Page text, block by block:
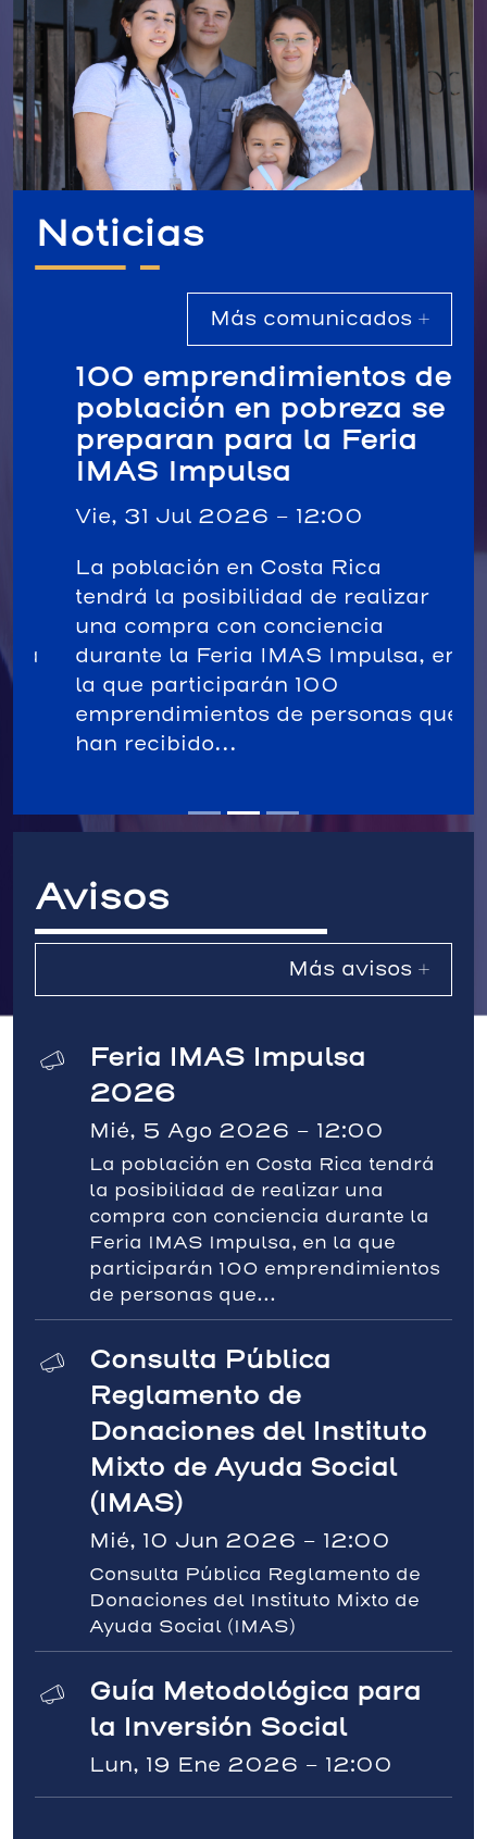
Noticias
Más comunicados +
100 emprendimientos de
población en pobreza se
preparan para la Feria
IMAS Impulsa
tendrá la posibilidad de realizar
una compra con conciencia
durante la Feria IMAS Impulsa, en
la que participarán 100
emprendimientos de personas que
han recibido...
Avisos
Más avisos +
2026
La población en Costa Rica tendrá
la posibilidad de realizar una
compra con conciencia durante la
Feria IMAS Impulsa, en la que
participarán 100 emprendimientos
de personas que...
Consulta Pública
Reglamento de
Donaciones del Instituto
Mixto de Ayuda Social
(IMAS)
Mié, 10 Jun 2026 - 12:00
Consulta Pública Reglamento de
Donaciones del Instituto Mixto de
Ayuda Social (IMAS)
Guía Metodológica para
la Inversión Social